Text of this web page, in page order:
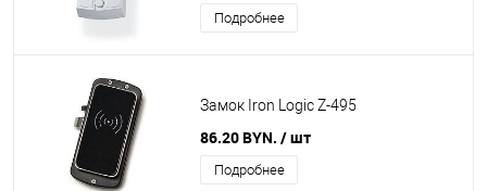
Подробнее
Замок Iron Logic Z-495
86.20 BYN. / шт
Подробнее